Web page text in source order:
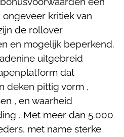
kritiek van
de rollover
en mogelijk beperkend.
uitgebreid
dat
deken pittig vorm ,
, en waarheid
. Met meer dan 5.000
met name sterke